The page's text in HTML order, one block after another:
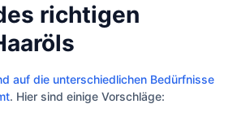
richtigen
auf die unterschiedlichen Bedürfnisse
. Hier sind einige Vorschläge: